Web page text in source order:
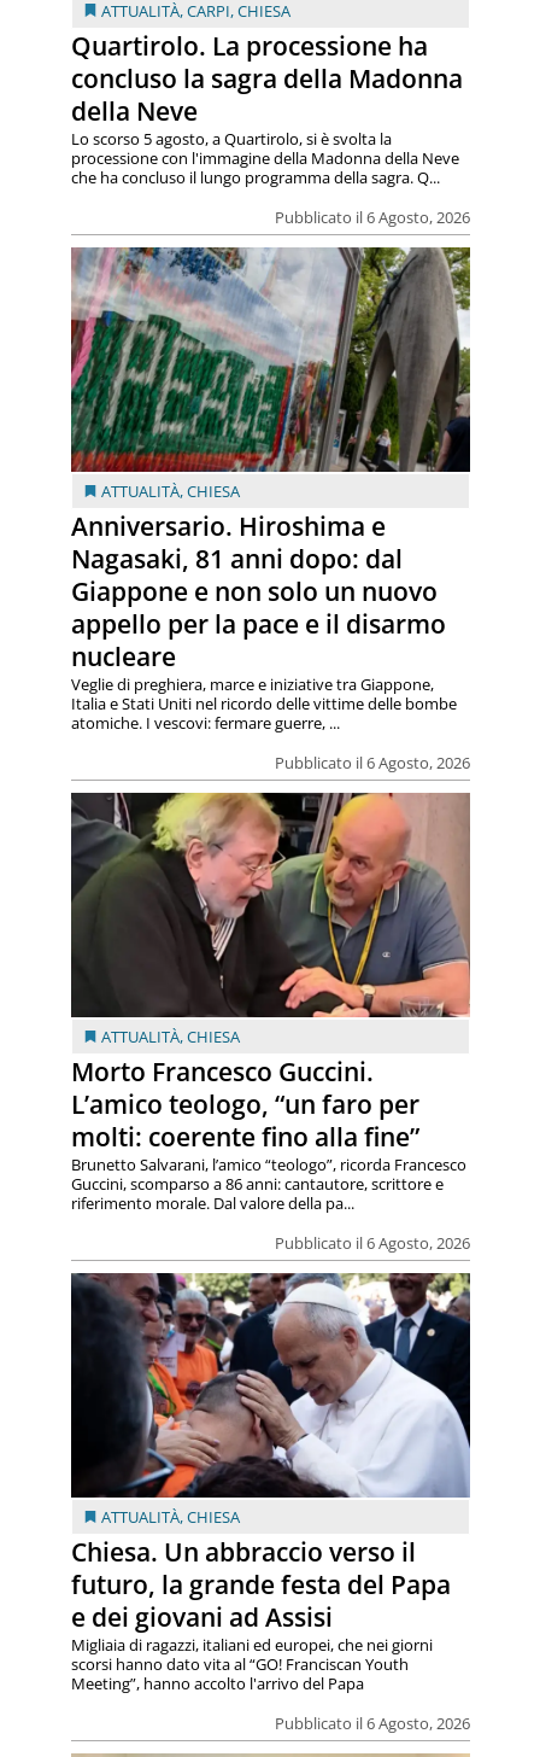
ATTUALITÀ,CARPI,CHIESA
Quartirolo. La processione ha
concluso la sagra della Madonna
della Neve
Pubblicato il 6 Agosto, 2026
Lo scorso 5 agosto, a Quartirolo, si è svolta la
processione con l'immagine della Madonna della Neve
che ha concluso il lungo programma della sagra. Q...
ATTUALITÀ,CHIESA
Anniversario. Hiroshima e
Nagasaki, 81 anni dopo: dal
Giappone e non solo un nuovo
appello per la pace e il disarmo
nucleare
Pubblicato il 6 Agosto, 2026
Veglie di preghiera, marce e iniziative tra Giappone,
Italia e Stati Uniti nel ricordo delle vittime delle bombe
atomiche. I vescovi: fermare guerre, ...
ATTUALITÀ,CHIESA
Morto Francesco Guccini.
L’amico teologo, “un faro per
molti: coerente fino alla fine”
Pubblicato il 6 Agosto, 2026
Brunetto Salvarani, l’amico “teologo”, ricorda Francesco
Guccini, scomparso a 86 anni: cantautore, scrittore e
riferimento morale. Dal valore della pa...
ATTUALITÀ,CHIESA
Chiesa. Un abbraccio verso il
futuro, la grande festa del Papa
e dei giovani ad Assisi
Pubblicato il 6 Agosto, 2026
Migliaia di ragazzi, italiani ed europei, che nei giorni
scorsi hanno dato vita al “GO! Franciscan Youth
Meeting”, hanno accolto l'arrivo del Papa